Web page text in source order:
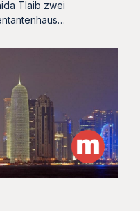
Tlaib zwei